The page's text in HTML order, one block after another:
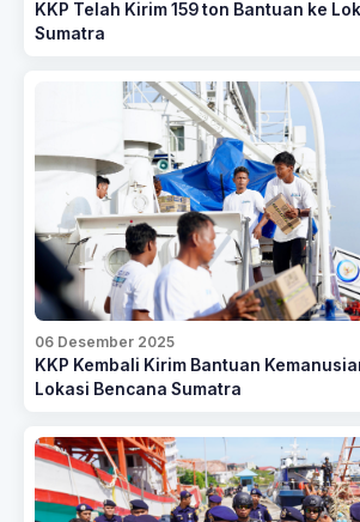
KKP Telah Kirim 159 ton Bantuan ke
Sumatra
06 Desember 2025
KKP Kembali Kirim Bantuan
Lokasi Bencana Sumatra